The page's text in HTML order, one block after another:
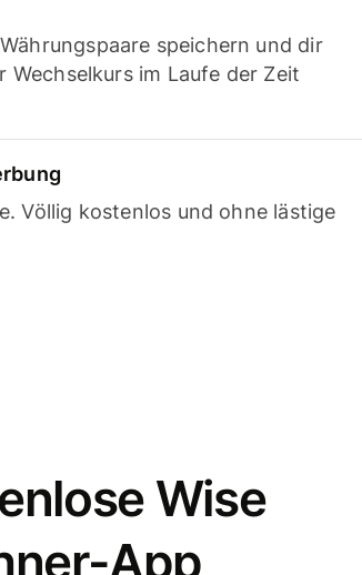
speichern und dir
Wechselkurs im Laufe der Zeit
Völlig kostenlos und ohne lästige
Wise
App